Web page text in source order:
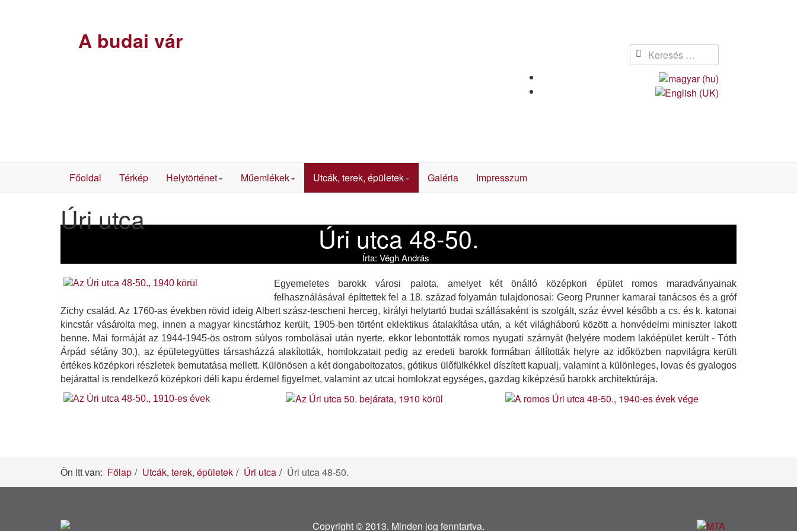
A budai vár
Főoldal Térkép Helytörténet Műemlékek Utcák, terek, épületek Galéria Impresszum
Úri utca
Úri utca 48-50.
Írta: Végh András
Egyemeletes barokk városi palota, amelyet két önálló középkori épület romos maradványainak
felhasználásával építtettek fel a 18. század folyamán tulajdonosai: Georg Prunner kamarai tanácsos és a gróf
Zichy család. Az 1760-as években rövid ideig Albert szász-tescheni herceg, királyi helytartó budai szállásaként is szolgált, száz évvel később a cs. és k. katonai
kincstár vásárolta meg, innen a magyar kincstárhoz került, 1905-ben történt eklektikus átalakítása után, a két világháború között a honvédelmi miniszter lakott
benne. Mai formáját az 1944-1945-ös ostrom súlyos rombolásai után nyerte, ekkor lebontották romos nyugati szárnyát (helyére modern lakóépület került - Tóth
Árpád sétány 30.), az épületegyüttes társasházzá alakították, homlokzatait pedig az eredeti barokk formában állították helyre az időközben napvilágra került
értékes középkori részletek bemutatása mellett. Különösen a két dongaboltozatos, gótikus ülőfülkékkel díszített kapualj, valamint a különleges, lovas és gyalogos
bejárattal is rendelkező középkori déli kapu érdemel figyelmet, valamint az utcai homlokzat egységes, gazdag kiképzésű barokk architektúrája.
Ön itt van: Főlap Utcák, terek, épületek Úri utca Úri utca 48-50.
Copyright © 2013. Minden jog fenntartva.